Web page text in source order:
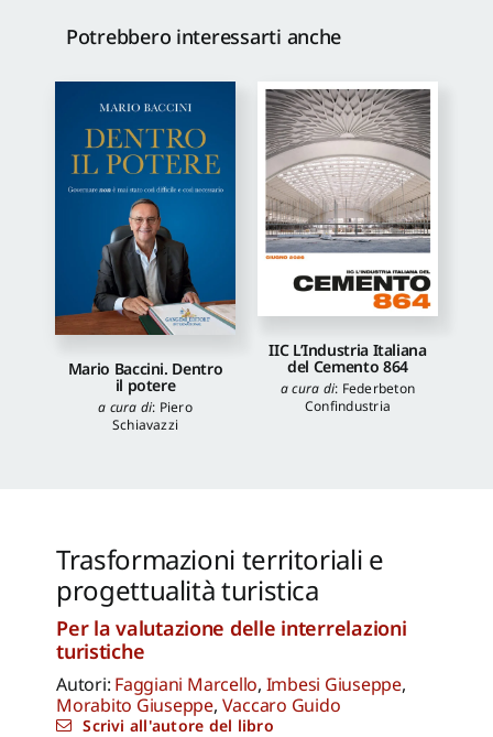
Potrebbero interessarti anche
Mario Baccini. Dentro
il potere
a cura di: Piero
Schiavazzi
IIC L’Industria Italiana
del Cemento 864
a cura di: Federbeton
Confindustria
Trasformazioni territoriali e
progettualità turistica
Per la valutazione delle interrelazioni
turistiche
Autori: Faggiani Marcello, Imbesi Giuseppe,
Morabito Giuseppe, Vaccaro Guido
Scrivi all'autore del libro